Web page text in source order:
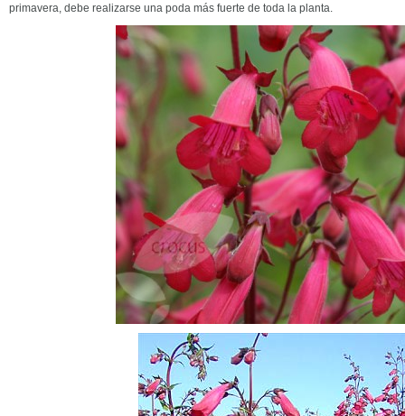
primavera, debe realizarse una poda más fuerte de toda la planta.